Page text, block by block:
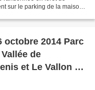
sur le parking de la maison
2014 Parc
de